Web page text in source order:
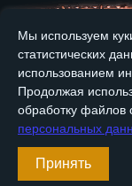
Мы используем
статистических
использованием
Продолжая
обработку файлов
персональных
Принять
Главная О
Доставка и оплата
Вход